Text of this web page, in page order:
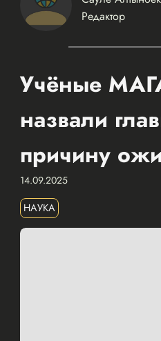
Редактор
Учёные
назвали
причину
14.09.2025
НАУКА